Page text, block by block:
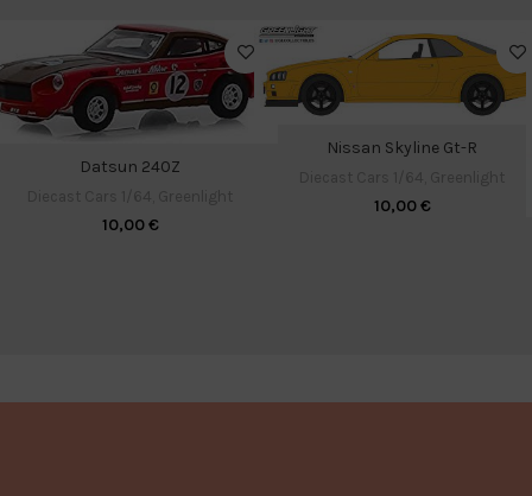
Datsun 240Z
10,00€
Nissan Skyline Gt-R
10,00€